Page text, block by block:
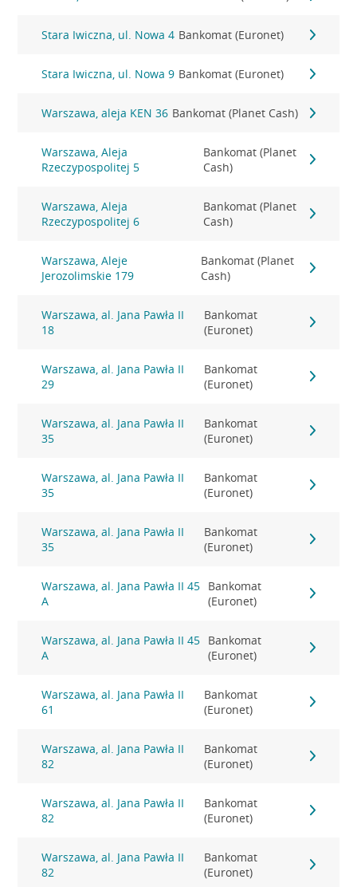
Stara Iwiczna, ul. Nowa 4 Bankomat (Euronet)
Stara Iwiczna, ul. Nowa 9 Bankomat (Euronet)
Warszawa, aleja KEN 36 Bankomat (Planet Cash)
Warszawa, Aleja
Rzeczypospolitej 5
Bankomat (Planet
Cash)
Warszawa, Aleja
Rzeczypospolitej 6
Bankomat (Planet
Cash)
Warszawa, Aleje
Jerozolimskie 179
Bankomat (Planet
Cash)
Warszawa, al. Jana Pawła II
18
Bankomat
(Euronet)
Warszawa, al. Jana Pawła II
29
Bankomat
(Euronet)
Warszawa, al. Jana Pawła II
35
Bankomat
(Euronet)
Warszawa, al. Jana Pawła II
35
Bankomat
(Euronet)
Warszawa, al. Jana Pawła II
35
Bankomat
(Euronet)
Warszawa, al. Jana Pawła II 45
A
Bankomat
(Euronet)
Warszawa, al. Jana Pawła II 45
A
Bankomat
(Euronet)
Warszawa, al. Jana Pawła II
61
Bankomat
(Euronet)
Warszawa, al. Jana Pawła II
82
Bankomat
(Euronet)
Warszawa, al. Jana Pawła II
82
Bankomat
(Euronet)
Warszawa, al. Jana Pawła II
82
Bankomat
(Euronet)